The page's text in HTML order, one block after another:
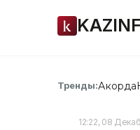
Тренды:Акорда
12:22, 08